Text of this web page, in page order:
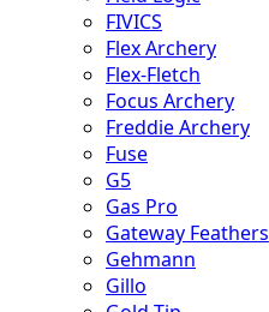
FIVICS
Flex Archery
Flex-Fletch
Focus Archery
Freddie Archery
Fuse
G5
Gas Pro
Gateway Feathers
Gehmann
Gillo